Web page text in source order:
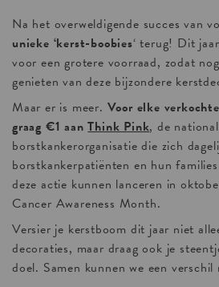
Na het overweldigende succes van
unieke ‘kerst-boobies‘ terug! Dit
voor een grotere voorraad, zodat
genieten van deze bijzondere
Maar er is meer. Voor elke
graag €1 aanThink Pink, de
borstkankerorganisatie die zich
borstkankerpatiënten en hun
deze actie kunnen lanceren in
Cancer Awareness Month.
Versier je kerstboom dit jaar niet
decoraties, maar draag ook je
doel. Samen kunnen we een verschil